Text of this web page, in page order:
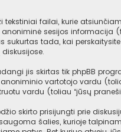
failai, kurie
sesijos informacija
sukurtas tada, kai
jis skirtas tik phpBB
vartotojo vardu
vardu (toliau “jūsų
skirto prisijungti prie
šalies, kurioje